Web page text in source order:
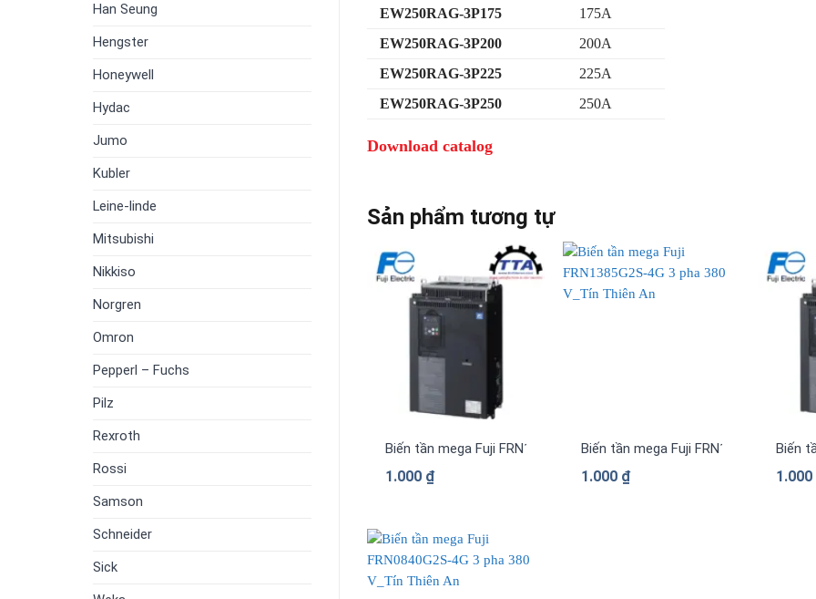
Han Seung
Hengster
Honeywell
Hydac
Jumo
Kubler
Leine-linde
Mitsubishi
Nikkiso
Norgren
Omron
Pepperl – Fuchs
Pilz
Rexroth
Rossi
Samson
Schneider
Sick
EW250RAG-3P175
175A
EW250RAG-3P200
200A
EW250RAG-3P225
225A
EW250RAG-3P250
250A
Download catalog
Sản phẩm tương tự
Biến tần mega Fuji FRN1480G2S-4G 3 pha 380 V
1.000 ₫
Biến tần mega Fuji FRN1385G2S-4G 3
1.000 ₫
Biến
1.000